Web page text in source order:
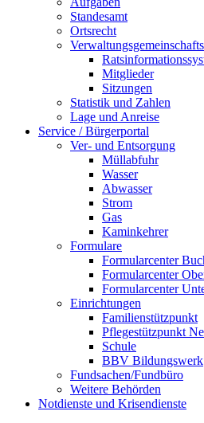
Standesamt
Ortsrecht
Mitglieder
Sitzungen
Statistik und Zahlen
Lage und Anreise
Service / Bürgerportal
Ver- und Entsorgung
Müllabfuhr
Wasser
Abwasser
Strom
Gas
Kaminkehrer
Formulare
Formularcenter
Formularcenter
Formularcenter
Einrichtungen
Familienstützpunkt
Pflegestützpunkt
Schule
BBV Bildungswerk
Fundsachen/Fundbüro
Weitere Behörden
Notdienste und Krisendienste